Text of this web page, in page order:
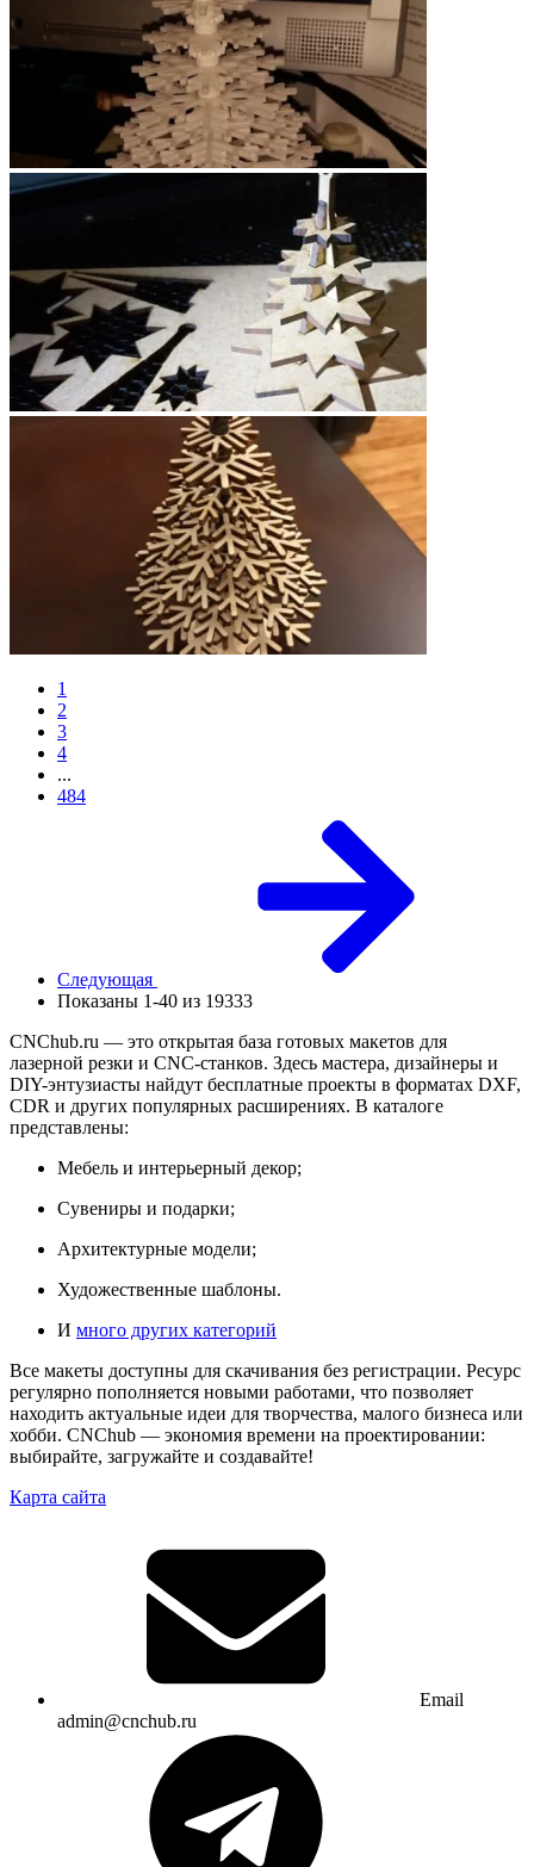
1
2
3
4
...
484
Следующая
Показаны 1-40 из 19333
CNChub.ru — это открытая база готовых макетов для
лазерной резки и CNC-станков. Здесь мастера, дизайнеры и
DIY-энтузиасты найдут бесплатные проекты в форматах DXF,
CDR и других популярных расширениях. В каталоге
представлены:
Мебель и интерьерный декор;
Сувениры и подарки;
Архитектурные модели;
Художественные шаблоны.
И много других категорий
Все макеты доступны для скачивания без регистрации. Ресурс
регулярно пополняется новыми работами, что позволяет
находить актуальные идеи для творчества, малого бизнеса или
хобби. CNChub — экономия времени на проектировании:
выбирайте, загружайте и создавайте!
Карта сайта
Email
admin@cnchub.ru